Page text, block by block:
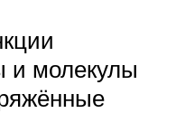
и молекулы